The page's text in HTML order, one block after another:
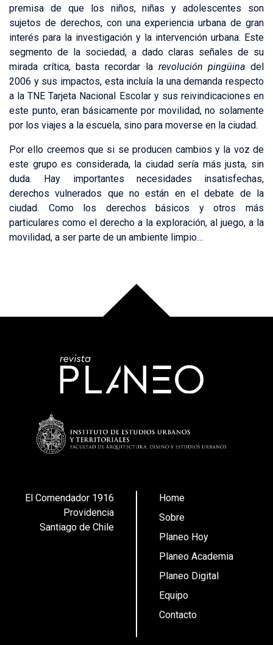
premisa de que los niños, niñas y adolescentes son
sujetos de derechos, con una experiencia urbana de gran
interés para la investigación y la intervención urbana. Este
segmento de la sociedad, a dado claras señales de su
mirada crítica, basta recordar la revolución pingüina del
2006 y sus impactos, esta incluía la una demanda respecto
a la TNE Tarjeta Nacional Escolar y sus reivindicaciones en
este punto, eran básicamente por movilidad, no solamente
por los viajes a la escuela, sino para moverse en la ciudad.
Por ello creemos que si se producen cambios y la voz de
este grupo es considerada, la ciudad sería más justa, sin
duda. Hay importantes necesidades insatisfechas,
derechos vulnerados que no están en el debate de la
ciudad. Como los derechos básicos y otros más
particulares como el derecho a la exploración, al juego, a la
movilidad, a ser parte de un ambiente limpio…
El Comendador 1916
Providencia
Santiago de Chile
Home
Sobre
Planeo Hoy
Planeo Academia
Planeo Digital
Equipo
Contacto